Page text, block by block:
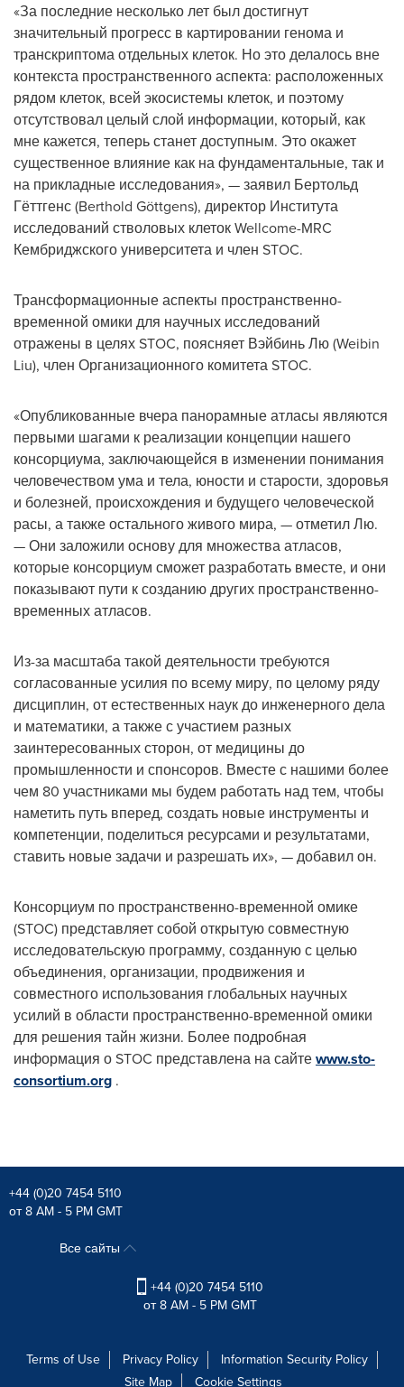
«За последние несколько лет был достигнут
значительный прогресс в картировании генома и
транскриптома отдельных клеток. Но это делалось вне
контекста пространственного аспекта: расположенных
рядом клеток, всей экосистемы клеток, и поэтому
отсутствовал целый слой информации, который, как
мне кажется, теперь станет доступным. Это окажет
существенное влияние как на фундаментальные, так и
на прикладные исследования», — заявил Бертольд
Гёттгенс (Berthold Göttgens), директор Института
исследований стволовых клеток Wellcome-MRC
Кембриджского университета и член STOC.
Трансформационные аспекты пространственно-
временной омики для научных исследований
отражены в целях STOC, поясняет Вэйбинь Лю (Weibin
Liu), член Организационного комитета STOC.
«Опубликованные вчера панорамные атласы являются
первыми шагами к реализации концепции нашего
консорциума, заключающейся в изменении понимания
человечеством ума и тела, юности и старости, здоровья
и болезней, происхождения и будущего человеческой
расы, а также остального живого мира, — отметил Лю.
— Они заложили основу для множества атласов,
которые консорциум сможет разработать вместе, и они
показывают пути к созданию других пространственно-
временных атласов.
Из-за масштаба такой деятельности требуются
согласованные усилия по всему миру, по целому ряду
дисциплин, от естественных наук до инженерного дела
и математики, а также с участием разных
заинтересованных сторон, от медицины до
промышленности и спонсоров. Вместе с нашими более
чем 80 участниками мы будем работать над тем, чтобы
наметить путь вперед, создать новые инструменты и
компетенции, поделиться ресурсами и результатами,
ставить новые задачи и разрешать их», — добавил он.
Консорциум по пространственно-временной омике
(STOC) представляет собой открытую совместную
исследовательскую программу, созданную с целью
объединения, организации, продвижения и
совместного использования глобальных научных
усилий в области пространственно-временной омики
для решения тайн жизни. Более подробная
информация о STOC представлена на сайтеwww.sto-
consortium.org .
+44 (0)20 7454 5110
от 8 AM - 5 PM GMT
Все сайты
+44 (0)20 7454 5110
от 8 AM - 5 PM GMT
Terms of Use Privacy Policy
Information Security Policy
Site Map
Cookie Settings